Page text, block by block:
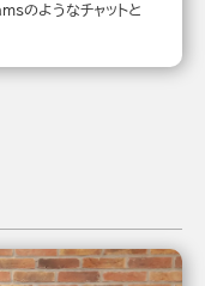
のようなチャットと